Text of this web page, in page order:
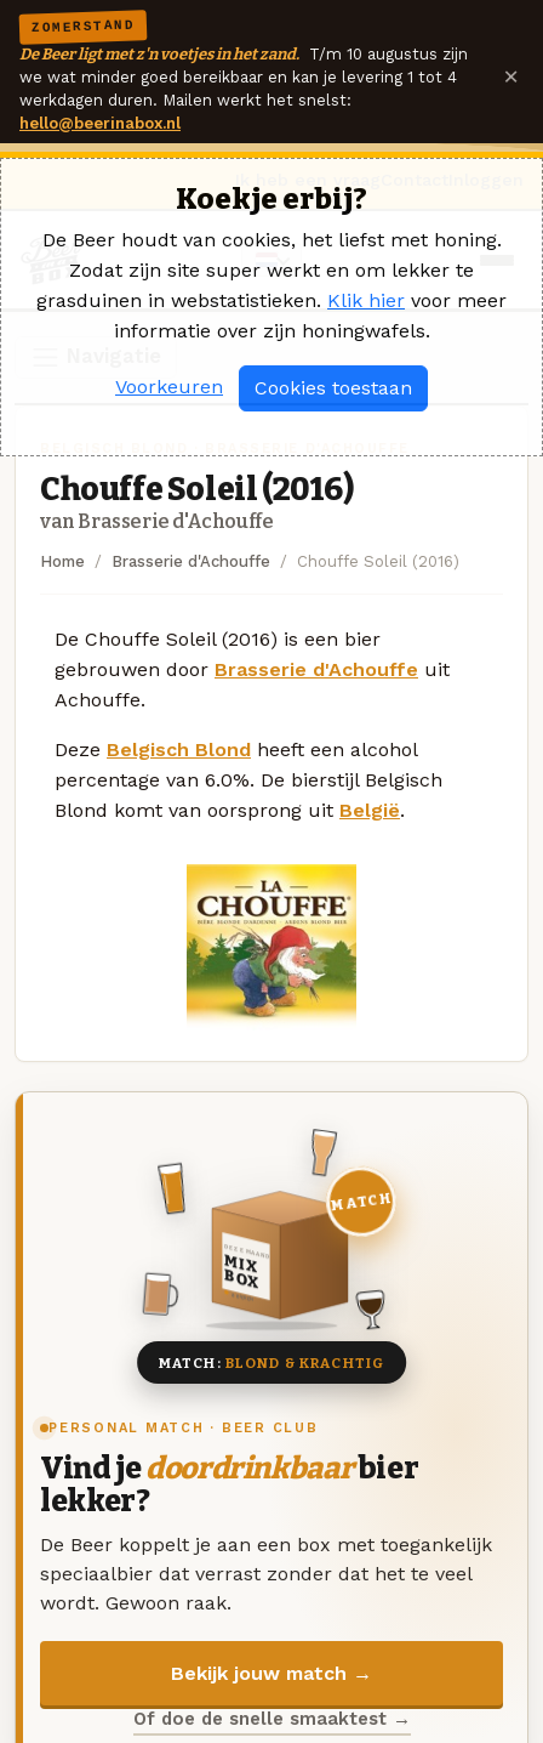
ZOMERSTAND
De Beer ligt met z'n voetjes in het zand. T/m 10 augustus zijn
we wat minder goed bereikbaar en kan je levering 1 tot 4
werkdagen duren. Mailen werkt het snelst:
hello@beerinabox.nl
×
Chouffe Soleil (2016)
van Brasserie d'Achouffe
Home Brasserie d'Achouffe Chouffe Soleil (2016)
De Chouffe Soleil (2016) is een bier
gebrouwen door Brasserie d'Achouffe uit
Achouffe.
Deze Belgisch Blond heeft een alcohol
percentage van 6.0%. De bierstijl Belgisch
Blond komt van oorsprong uit België.
PERSONAL MATCH · BEER CLUB
Vind jedoordrinkbaarbier
lekker?
De Beer koppelt je aan een box met toegankelijk
speciaalbier dat verrast zonder dat het te veel
wordt. Gewoon raak.
Bekijk jouw match →
Of doe de snelle smaaktest →
DEZE MAAND
MIX
BOX
8 BIEREN
MATCH
MATCH: BLOND & KRACHTIG
Koekje erbij?
De Beer houdt van cookies, het liefst met honing.
Zodat zijn site super werkt en om lekker te
grasduinen in webstatistieken. Klik hier voor meer
informatie over zijn honingwafels.
Voorkeuren Cookies toestaan